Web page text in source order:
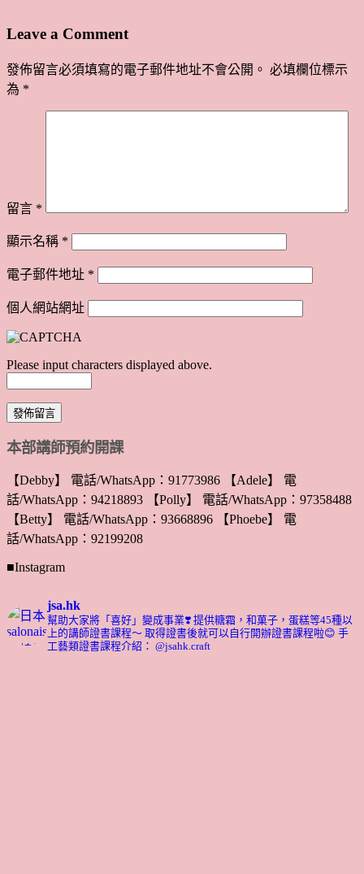
Leave a Comment
發佈留言必須填寫的電子郵件地址不會公開。 必填欄位標示
為 *
留言 *
顯示名稱 *
電子郵件地址 *
個人網站網址
Please input characters displayed above.
本部講師預約開課
【Debby】 電話/WhatsApp：91773986 【Adele】 電
話/WhatsApp：94218893 【Polly】 電話/WhatsApp：97358488
【Betty】 電話/WhatsApp：93668896 【Phoebe】 電
話/WhatsApp：92199208
■Instagram
jsa.hk
幫助大家將「喜好」變成事業❣️ 提供糖霜，和菓子，蛋糕等45種以
上的講師證書課程～ 取得證書後就可以自行開辦證書課程啦😊 手
工藝類證書課程介紹： @jsahk.craft